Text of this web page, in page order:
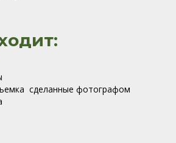
сделанные фотографом